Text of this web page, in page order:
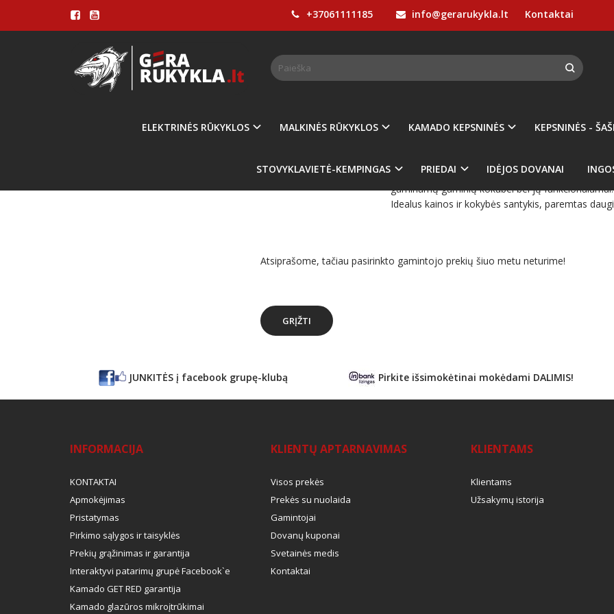
+37061111185 info@gerarukykla.lt Kontaktai
ELEKTRINĖS RŪKYKLOS MALKINĖS RŪKYKLOS KAMADO KEPSNINĖS KEPSNINĖS -
STOVYKLAVIETĖ-KEMPINGAS PRIEDAI IDĖJOS DOVANAI
TRAMONTINA
Pagrindinis Pirkite pagal gamintoją TRAMONTINA
Daugiau nei 100 metų gyvuojanti Brazilijos
gaminamų gaminių kokubei bei jų
Idealus kainos ir kokybės santykis, paremtas
Atsiprašome, tačiau pasirinkto gamintojo prekių šiuo metu neturime!
GRĮŽTI
JUNKITĖS į facebook grupę-klubą Pirkite išsimokėtinai mokėdami DALIMIS!
INFORMACIJA
KONTAKTAI
Apmokėjimas
Pristatymas
Pirkimo sąlygos ir taisyklės
Prekių grąžinimas ir garantija
Interaktyvi patarimų grupė Facebook`e
Kamado GET RED garantija
Kamado glazūros mikroįtrūkimai
KLIENTŲ APTARNAVIMAS
Visos prekės
Prekės su nuolaida
Gamintojai
Dovanų kuponai
Svetainės medis
Kontaktai
KLIENTAMS
Klientams
Užsakymų istorija